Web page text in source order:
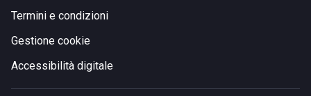
Termini e condizioni
Gestione cookie
Accessibilità digitale